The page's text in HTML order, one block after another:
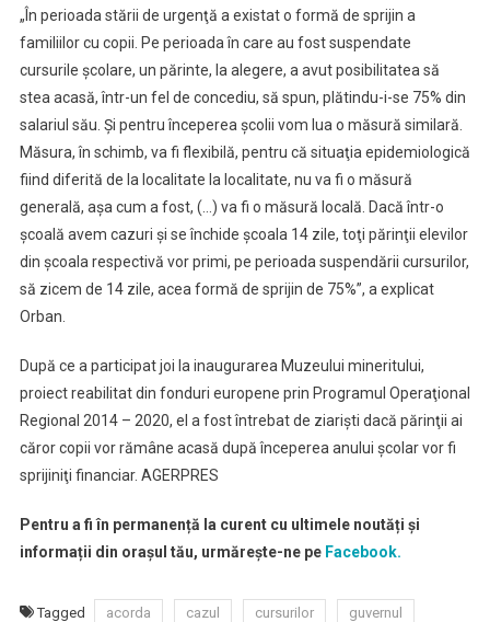
„În perioada stării de urgenţă a existat o formă de sprijin a
familiilor cu copii. Pe perioada în care au fost suspendate
cursurile şcolare, un părinte, la alegere, a avut posibilitatea să
stea acasă, într-un fel de concediu, să spun, plătindu-i-se 75% din
salariul său. Şi pentru începerea şcolii vom lua o măsură similară.
Măsura, în schimb, va fi flexibilă, pentru că situaţia epidemiologică
fiind diferită de la localitate la localitate, nu va fi o măsură
generală, aşa cum a fost, (…) va fi o măsură locală. Dacă într-o
şcoală avem cazuri şi se închide şcoala 14 zile, toţi părinţii elevilor
din şcoala respectivă vor primi, pe perioada suspendării cursurilor,
să zicem de 14 zile, acea formă de sprijin de 75%”, a explicat
Orban.
După ce a participat joi la inaugurarea Muzeului mineritului,
proiect reabilitat din fonduri europene prin Programul Operaţional
Regional 2014 – 2020, el a fost întrebat de ziarişti dacă părinţii ai
căror copii vor rămâne acasă după începerea anului şcolar vor fi
sprijiniţi financiar. AGERPRES
Pentru a fi în permanență la curent cu ultimele noutăți și
informații din orașul tău, urmărește-ne peFacebook.
Tagged acorda cazul cursurilor
guvernul